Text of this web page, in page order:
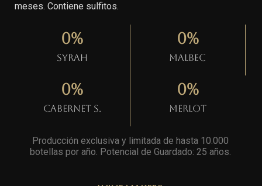
meses. Contiene sulfitos.
Syrah
0%
Malbec
0%
Cabernet S.
0%
Merlot
0%
Producción exclusiva y limitada de hasta 10.000
botellas por año. Potencial de Guardado: 25 años